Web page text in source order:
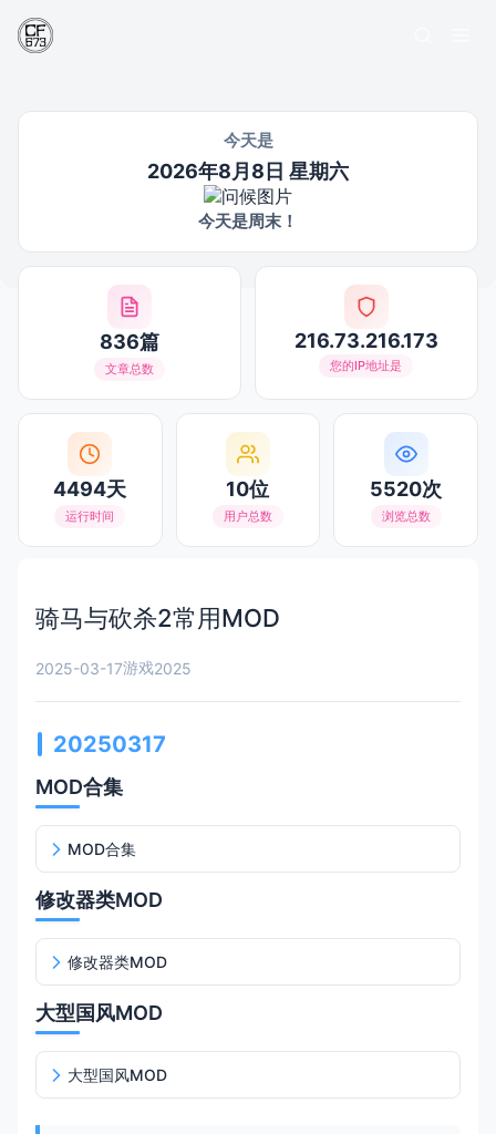
今天是
2026年8月8日 星期六
今天是周末！
836篇
文章总数
216.73.216.173
您的IP地址是
4494天
运行时间
10位
用户总数
5520次
浏览总数
骑马与砍杀2常用MOD
2025-03-17游戏2025
20250317
MOD合集
MOD合集
修改器类MOD
修改器类MOD
大型国风MOD
大型国风MOD